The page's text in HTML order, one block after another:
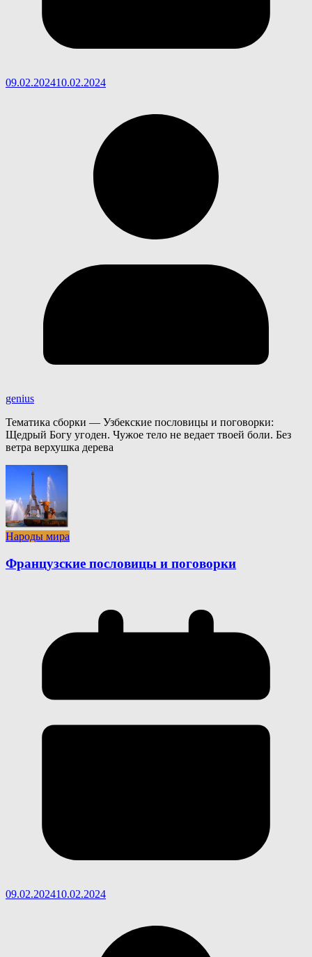
09.02.202410.02.2024
genius
Тематика сборки — Узбекские пословицы и поговорки:
Щедрый Богу угоден. Чужое тело не ведает твоей боли. Без
ветра верхушка дерева
Народы мира
Французские пословицы и поговорки
09.02.202410.02.2024